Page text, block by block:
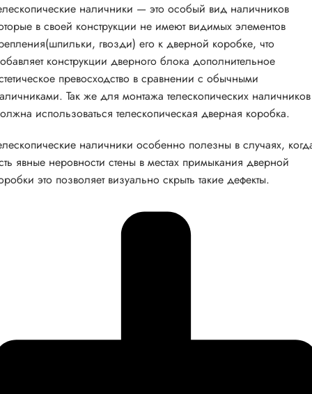
наличники — это особый вид наличников
в своей конструкции не имеют видимых элементов
гвозди) его к дверной коробке, что
конструкции дверного блока дополнительное
превосходство в сравнении с обычными
Так же для монтажа телескопических наличников
использоваться телескопическая дверная коробка.
наличники особенно полезны в случаях,
явные неровности стены в местах примыкания дверной
это позволяет визуально скрыть такие дефекты.